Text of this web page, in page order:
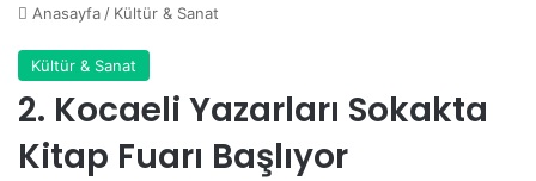
Anasayfa / Kültür & Sanat
Kültür & Sanat
2. Kocaeli Yazarları Sokakta
Kitap Fuarı Başlıyor